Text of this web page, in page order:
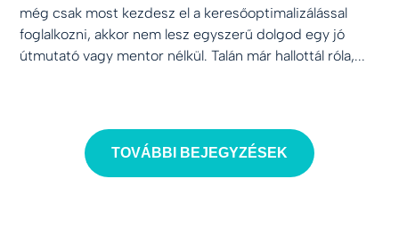
még csak most kezdesz el a keresőoptimalizálással
foglalkozni, akkor nem lesz egyszerű dolgod egy jó
útmutató vagy mentor nélkül. Talán már hallottál róla,...
TOVÁBBI BEJEGYZÉSEK